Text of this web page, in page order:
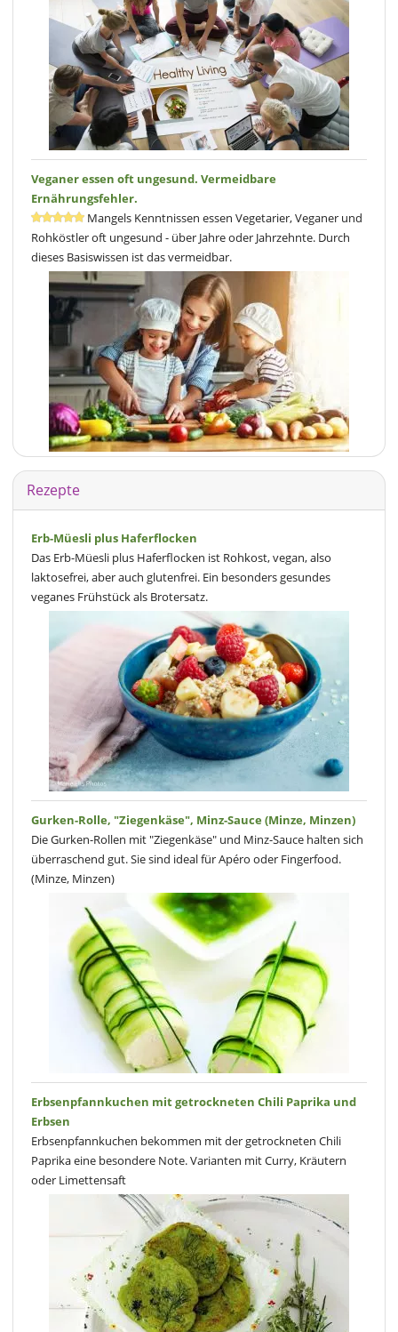
Veganer essen oft ungesund. Vermeidbare
Ernährungsfehler.
Mangels Kenntnissen essen Vegetarier, Veganer und
Rohköstler oft ungesund - über Jahre oder Jahrzehnte. Durch
dieses Basiswissen ist das vermeidbar.
Rezepte
Erb-Müesli plus Haferflocken
Das Erb-Müesli plus Haferflocken ist Rohkost, vegan, also
laktosefrei, aber auch glutenfrei. Ein besonders gesundes
veganes Frühstück als Brotersatz.
Gurken-Rolle, "Ziegenkäse", Minz-Sauce (Minze, Minzen)
Die Gurken-Rollen mit "Ziegenkäse" und Minz-Sauce halten sich
überraschend gut. Sie sind ideal für Apéro oder Fingerfood.
(Minze, Minzen)
Erbsenpfannkuchen mit getrockneten Chili Paprika und
Erbsen
Erbsenpfannkuchen bekommen mit der getrockneten Chili
Paprika eine besondere Note. Varianten mit Curry, Kräutern
oder Limettensaft